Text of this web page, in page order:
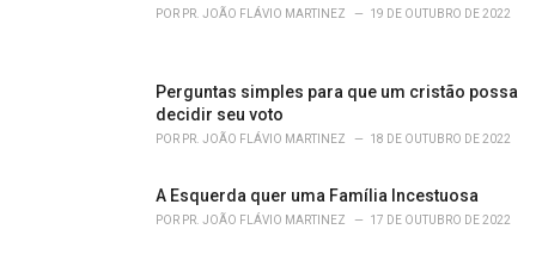
POR PR. JOÃO FLÁVIO MARTINEZ 19 DE OUTUBRO DE 2022
Perguntas simples para que um cristão possa
decidir seu voto
POR PR. JOÃO FLÁVIO MARTINEZ 18 DE OUTUBRO DE 2022
A Esquerda quer uma Família Incestuosa
POR PR. JOÃO FLÁVIO MARTINEZ 17 DE OUTUBRO DE 2022